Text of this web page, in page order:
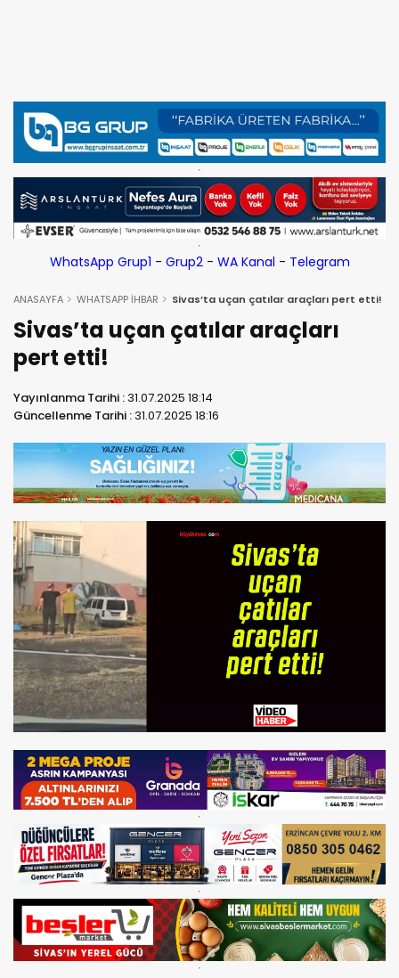
WhatsApp Grup1 - Grup2- WA Kanal - Telegram
ANASAYFA WHATSAPP İHBAR Sivas’ta uçan çatılar araçları pert etti!
Sivas’ta uçan çatılar araçları
pert etti!
Yayınlanma Tarihi :31.07.2025 18:14
Güncellenme Tarihi :31.07.2025 18:16